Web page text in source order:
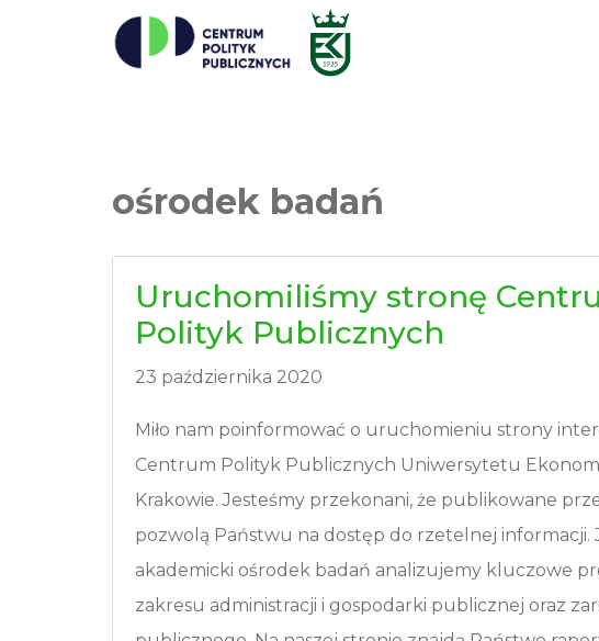
ośrodek badań
Uruchomiliśmy stronę
Polityk Publicznych
23 października 2020
Miło nam poinformować o uruchomieniu strony
Centrum Polityk Publicznych Uniwersytetu
Krakowie. Jesteśmy przekonani, że publikowane
pozwolą Państwu na dostęp do rzetelnej informacji.
akademicki ośrodek badań analizujemy kluczowe
zakresu administracji i gospodarki publicznej oraz